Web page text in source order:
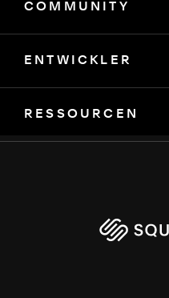
COMMUNITY
ENTWICKLER
RESSOURCEN